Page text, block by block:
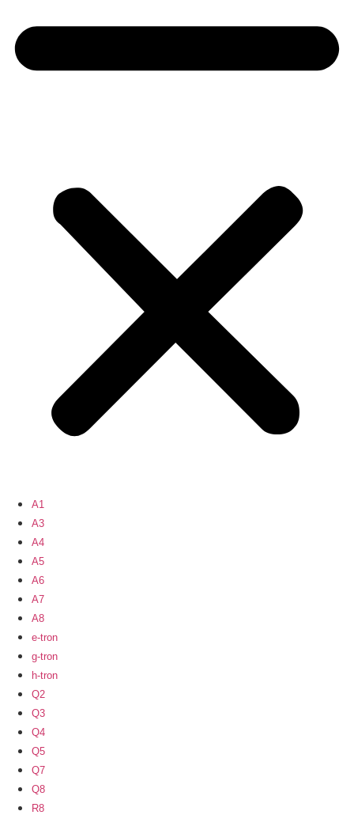
A1
A3
A4
A5
A6
A7
A8
e-tron
g-tron
h-tron
Q2
Q3
Q4
Q5
Q7
Q8
R8